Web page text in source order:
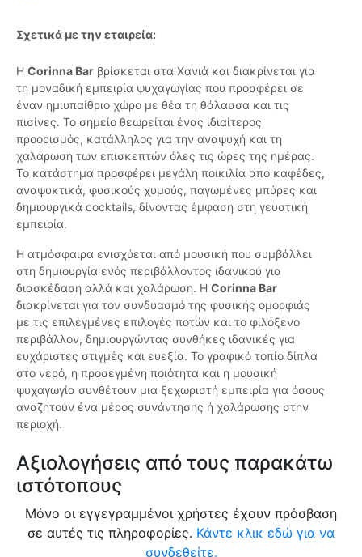
Σχετικά με την εταιρεία:
Η Corinna Bar βρίσκεται στα Χανιά και διακρίνεται για
τη μοναδική εμπειρία ψυχαγωγίας που προσφέρει σε
έναν ημιυπαίθριο χώρο με θέα τη θάλασσα και τις
πισίνες. Το σημείο θεωρείται ένας ιδιαίτερος
προορισμός, κατάλληλος για την αναψυχή και τη
χαλάρωση των επισκεπτών όλες τις ώρες της ημέρας.
Το κατάστημα προσφέρει μεγάλη ποικιλία από καφέδες,
αναψυκτικά, φυσικούς χυμούς, παγωμένες μπύρες και
δημιουργικά cocktails, δίνοντας έμφαση στη γευστική
εμπειρία.
Η ατμόσφαιρα ενισχύεται από μουσική που συμβάλλει
στη δημιουργία ενός περιβάλλοντος ιδανικού για
διασκέδαση αλλά και χαλάρωση. Η Corinna Bar
διακρίνεται για τον συνδυασμό της φυσικής ομορφιάς
με τις επιλεγμένες επιλογές ποτών και το φιλόξενο
περιβάλλον, δημιουργώντας συνθήκες ιδανικές για
ευχάριστες στιγμές και ευεξία. Το γραφικό τοπίο δίπλα
στο νερό, η προσεγμένη ποιότητα και η μουσική
ψυχαγωγία συνθέτουν μια ξεχωριστή εμπειρία για όσους
αναζητούν ένα μέρος συνάντησης ή χαλάρωσης στην
περιοχή.
Αξιολογήσεις από τους παρακάτω
ιστότοπους
Μόνο οι εγγεγραμμένοι χρήστες έχουν πρόσβαση
σε αυτές τις πληροφορίες. Κάντε κλικ εδώ για να
συνδεθείτε.